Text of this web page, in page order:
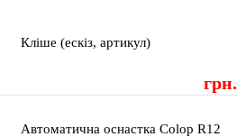
Кліше (ескіз, артикул)
грн.
Автоматична оснастка Colop R12